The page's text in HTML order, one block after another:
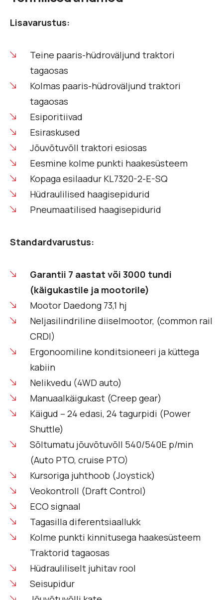
Lisavarustus:
Teine paaris-hüdroväljund traktori
tagaosas
Kolmas paaris-hüdroväljund traktori
tagaosas
Esiporitiivad
Esiraskused
Jõuvõtuvõll traktori esiosas
Eesmine kolme punkti haakesüsteem
Kopaga esilaadur KL7320-2-E-SQ
Hüdraulilised haagisepidurid
Pneumaatilised haagisepidurid
Standardvarustus:
Garantii 7 aastat või 3000 tundi
(käigukastile ja mootorile)
Mootor Daedong 73,1 hj
Neljasilindriline diiselmootor, (common rail
CRDI)
Ergonoomiline konditsioneeri ja küttega
kabiin
Nelikvedu (4WD auto)
Manuaalkäigukast (Creep gear)
Käigud – 24 edasi, 24 tagurpidi (Power
Shuttle)
Sõltumatu jõuvõtuvõll 540/540E p/min
(Auto PTO, cruise PTO)
Kursoriga juhthoob (Joystick)
Veokontroll (Draft Control)
ECO signaal
Tagasilla diferentsiaallukk
Kolme punkti kinnitusega haakesüsteem
Traktorid tagaosas
Hüdrauliliselt juhitav rool
Seisupidur